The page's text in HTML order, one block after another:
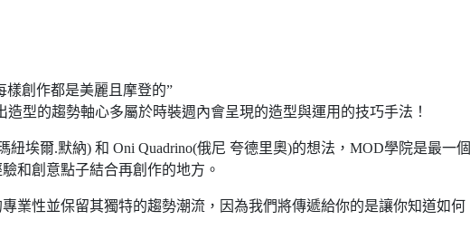
樣創作都是美麗且摩登的”
型的趨勢軸心多屬於時裝週內會呈現的造型與運用的技巧手法！
紐埃爾.默納) 和 Oni Quadrino(俄尼 夸德里奧)的想法，MOD學院是最一個
和創意點子結合再創作的地方。
業性並保留其獨特的趨勢潮流，因為我們將傳遞給你的是讓你知道如何